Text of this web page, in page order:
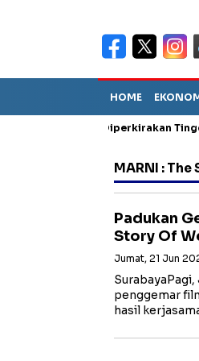
HOME
Sebut TPA Diperkirakan Tinggal
MARNI :
Padukan
Story Of
Jumat, 21 Jun
penggemar
hasil